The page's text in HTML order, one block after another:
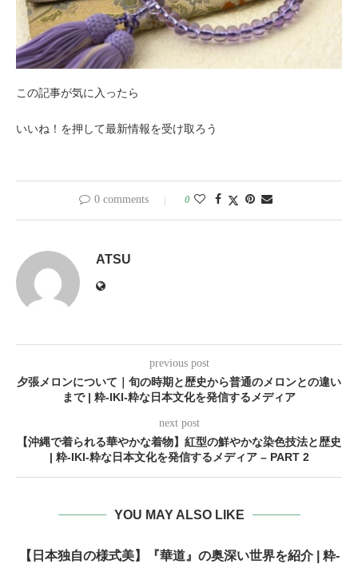
この記事が気に入ったら
いいね！を押して最新情報を受け取ろう
0 comments 0
ATSU
previous post
夕張メロンについて｜旬の時期と歴史から普通のメロンとの違い
まで | 粋-IKI-粋な日本文化を発信するメディア
next post
【沖縄で着られる華やかな着物】紅型の鮮やかな染色技法と歴史
| 粋-IKI-粋な日本文化を発信するメディア – PART 2
YOU MAY ALSO LIKE
【日本独自の様式美】『華道』の奥深い世界を紹介 | 粋-